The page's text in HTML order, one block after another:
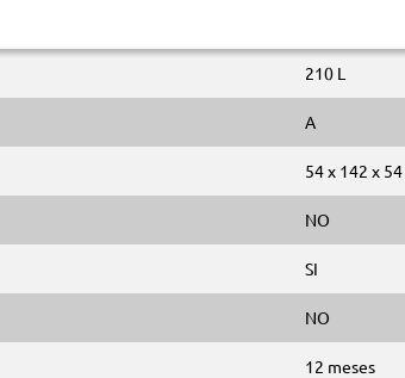
210 L
A
54 x 142 x
NO
SI
NO
12 meses